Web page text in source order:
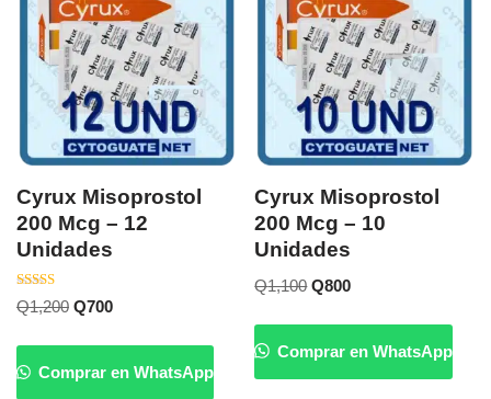
Cyrux Misoprostol
200 Mcg – 12
Unidades
Valorado
con
Q1,200 Q700
Comprar en WhatsApp
Cyrux Misoprostol
200 Mcg – 10
Unidades
Q1,100 Q800
Comprar en WhatsApp